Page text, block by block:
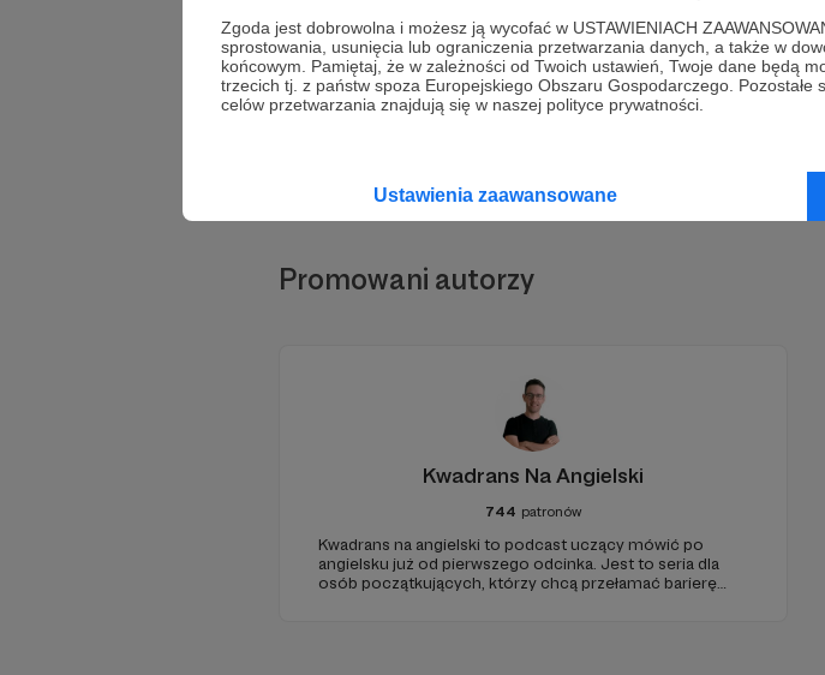
Zgoda jest dobrowolna i możesz ją wycofać w USTAWIENIACH
sprostowania, usunięcia lub ograniczenia przetwarzania danych, a także w
końcowym. Pamiętaj, że w zależności od Twoich ustawień, Twoje dane będą
trzecich tj. z państw spoza Europejskiego Obszaru Gospodarczego.
celów przetwarzania znajdują się w naszej polityce prywatności.
Ustawienia zaawansowane
Wesprzyj działalność Autora
Promowani autorzy
Kwadrans Na Angielski
744 patronów
Kwadrans na angielski to podcast uczący mówić po
angielsku już od pierwszego odcinka. Jest to seria dla
osób początkujących, którzy chcą przełamać barierę